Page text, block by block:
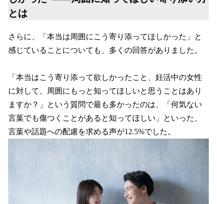
とは
さらに、「本当は周囲にこう寄り添ってほしかった」と
感じていることについても、多くの回答がありました。
「本当はこう寄り添って欲しかったこと、妊活中の女性
に対して、周囲にもっと知ってほしいと思うことはあり
ますか？」という質問で最も多かったのは、「何気ない
言葉でも傷つくことがあると知ってほしい」といった、
言葉や話題への配慮を求める声が12.5%でした。